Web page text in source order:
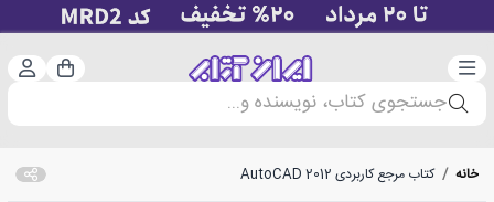
دسته‌بندی سبد
جستجوی کتاب، نویسنده و...
خانه / کتاب مرجع کاربردی AutoCAD 2012